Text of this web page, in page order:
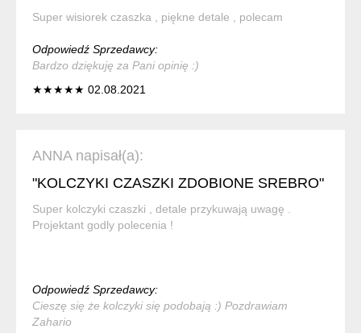
Super wisiorek czaszka , piękne detale , polecam
Odpowiedź Sprzedawcy:
Bardzo dziękuję za Pani opinię :)
★★★★★ 02.08.2021
ANNA napisał(a):
"KOLCZYKI CZASZKI ZDOBIONE SREBRO"
Super kolczyki czaszki , detale przykuwają uwagę .
Projektant godly polecenia !
Odpowiedź Sprzedawcy:
Cieszę się że kolczyki się podobają :) Pozdrawiam
Zahario